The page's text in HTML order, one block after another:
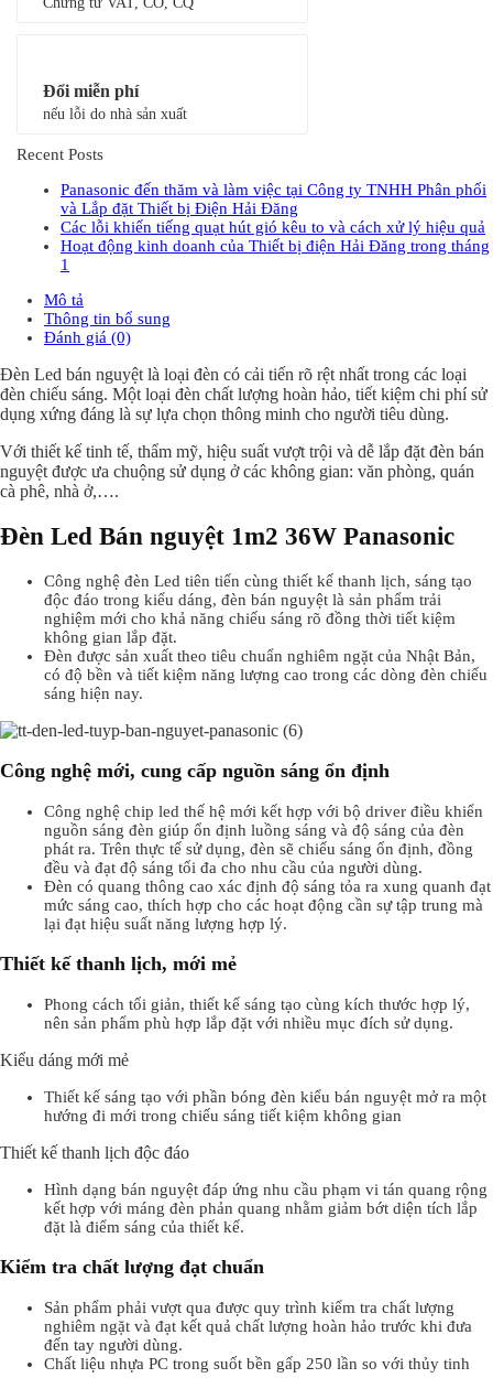
Đổi miễn phí
nếu lỗi do nhà sản xuất
Recent Posts
Panasonic đến thăm và làm việc tại Công ty TNHH Phân phối
và Lắp đặt Thiết bị Điện Hải Đăng
Các lỗi khiến tiếng quạt hút gió kêu to và cách xử lý hiệu quả
Hoạt động kinh doanh của Thiết bị điện Hải Đăng trong tháng
1
Mô tả
Thông tin bổ sung
Đánh giá (0)
Đèn Led bán nguyệt là loại đèn có cải tiến rõ rệt nhất trong các loại
đèn chiếu sáng. Một loại đèn chất lượng hoàn hảo, tiết kiệm chi phí sử
dụng xứng đáng là sự lựa chọn thông minh cho người tiêu dùng.
Với thiết kế tinh tế, thẩm mỹ, hiệu suất vượt trội và dễ lắp đặt đèn bán
nguyệt được ưa chuộng sử dụng ở các không gian: văn phòng, quán
cà phê, nhà ở,….
Đèn Led Bán nguyệt 1m2 36W Panasonic
Công nghệ đèn Led tiên tiến cùng thiết kế thanh lịch, sáng tạo
độc đáo trong kiểu dáng, đèn bán nguyệt là sản phẩm trải
nghiệm mới cho khả năng chiếu sáng rõ đồng thời tiết kiệm
không gian lắp đặt.
Đèn được sản xuất theo tiêu chuẩn nghiêm ngặt của Nhật Bản,
có độ bền và tiết kiệm năng lượng cao trong các dòng đèn chiếu
sáng hiện nay.
Công nghệ mới, cung cấp nguồn sáng ổn định
Công nghệ chip led thế hệ mới kết hợp với bộ driver điều khiển
nguồn sáng đèn giúp ổn định luồng sáng và độ sáng của đèn
phát ra. Trên thực tế sử dụng, đèn sẽ chiếu sáng ổn định, đồng
đều và đạt độ sáng tối đa cho nhu cầu của người dùng.
Đèn có quang thông cao xác định độ sáng tỏa ra xung quanh đạt
mức sáng cao, thích hợp cho các hoạt động cần sự tập trung mà
lại đạt hiệu suất năng lượng hợp lý.
Thiết kế thanh lịch, mới mẻ
Phong cách tối giản, thiết kế sáng tạo cùng kích thước hợp lý,
nên sản phẩm phù hợp lắp đặt với nhiều mục đích sử dụng.
Kiểu dáng mới mẻ
Thiết kế sáng tạo với phần bóng đèn kiểu bán nguyệt mở ra một
hướng đi mới trong chiếu sáng tiết kiệm không gian
Thiết kế thanh lịch độc đáo
Hình dạng bán nguyệt đáp ứng nhu cầu phạm vi tán quang rộng
kết hợp với máng đèn phản quang nhằm giảm bớt diện tích lắp
đặt là điểm sáng của thiết kế.
Kiểm tra chất lượng đạt chuẩn
Sản phẩm phải vượt qua được quy trình kiểm tra chất lượng
nghiêm ngặt và đạt kết quả chất lượng hoàn hảo trước khi đưa
đến tay người dùng.
Chất liệu nhựa PC trong suốt bền gấp 250 lần so với thủy tinh